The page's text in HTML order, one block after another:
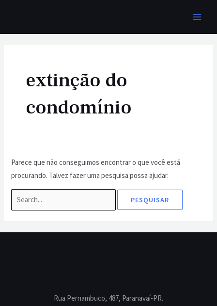
o
extinção do
condomínio
Parece que não conseguimos encontrar o que você está
procurando. Talvez fazer uma pesquisa possa ajudar.
Rua Pernambuco, 487, Paranavaí-PR.